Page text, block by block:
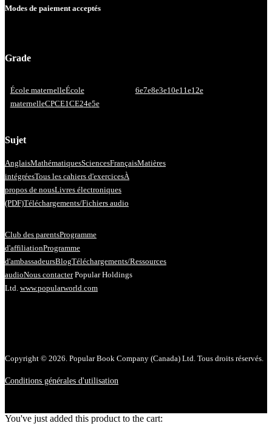
Modes de paiement acceptés
Grade
École maternelleÉcole
maternelleCPCE1CE24e5e
6e7e8e3e10e11e12e
Sujet
AnglaisMathématiquesSciencesFrançaisMatières
intégréesTous les cahiers d'exercicesÀ
propos de nousLivres électroniques
(PDF)Téléchargements/Fichiers audio
Club des parentsProgramme
d'affiliationProgramme
d'ambassadeursBlogTéléchargements/Ressources
audioNous contacter Popular Holdings
Ltd. www.popularworld.com
Copyright © 2026. Popular Book Company (Canada) Ltd. Tous droits réservés.
Conditions générales d'utilisation
You've just added this product to the cart: